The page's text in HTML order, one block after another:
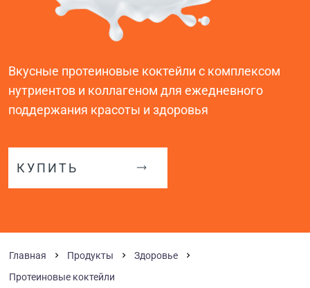
Вкусные протеиновые коктейли с комплексом
нутриентов и коллагеном для ежедневного
поддержания красоты и здоровья
КУПИТЬ
Главная Продукты
Здоровье
Протеиновые коктейли